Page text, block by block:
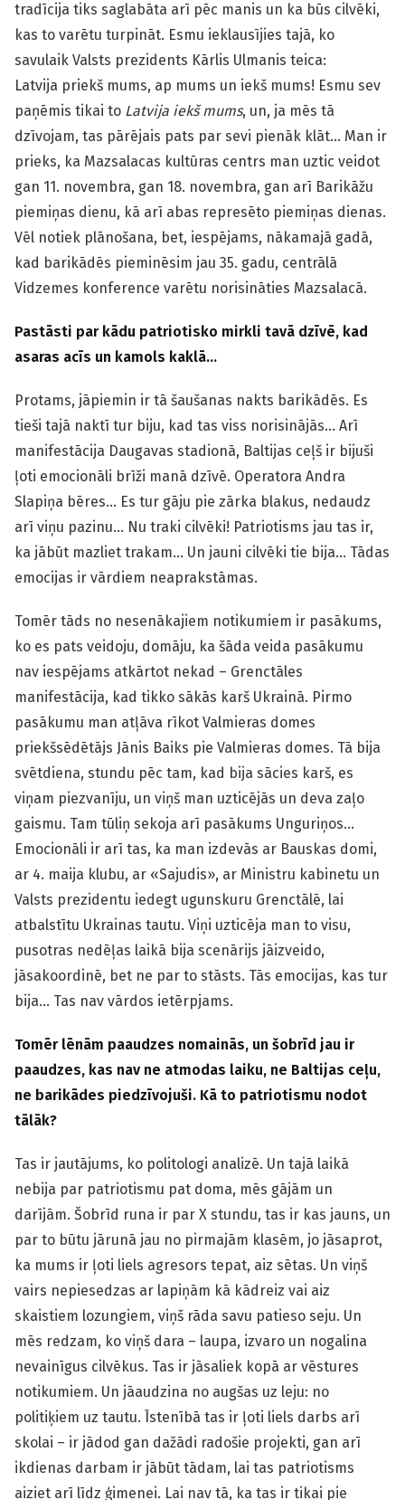
tradīcija tiks saglabāta arī pēc manis un ka būs cilvēki,
kas to varētu turpināt. Esmu ieklausījies tajā, ko
savulaik Valsts prezidents Kārlis Ulmanis teica:
Latvija priekš mums, ap mums un iekš mums! Esmu sev
paņēmis tikai to Latvija iekš mums, un, ja mēs tā
dzīvojam, tas pārējais pats par sevi pienāk klāt… Man ir
prieks, ka Mazsalacas kultūras centrs man uztic veidot
gan 11. novembra, gan 18. novembra, gan arī Barikāžu
piemiņas dienu, kā arī abas represēto piemiņas dienas.
Vēl notiek plānošana, bet, iespējams, nākamajā gadā,
kad barikādēs pieminēsim jau 35. gadu, centrālā
Vidzemes konference varētu norisināties Mazsalacā.
Pastāsti par kādu patriotisko mirkli tavā dzīvē, kad
asaras acīs un kamols kaklā…
Protams, jāpiemin ir tā šaušanas nakts barikādēs. Es
tieši tajā naktī tur biju, kad tas viss norisinājās… Arī
manifestācija Daugavas stadionā, Baltijas ceļš ir bijuši
ļoti emocionāli brīži manā dzīvē. Operatora Andra
Slapiņa bēres… Es tur gāju pie zārka blakus, nedaudz
arī viņu pazinu… Nu traki cilvēki! Patriotisms jau tas ir,
ka jābūt mazliet trakam… Un jauni cilvēki tie bija… Tādas
emocijas ir vārdiem neaprakstāmas.
Tomēr tāds no nesenākajiem notikumiem ir pasākums,
ko es pats veidoju, domāju, ka šāda veida pasākumu
nav iespējams atkārtot nekad – Grenctāles
manifestācija, kad tikko sākās karš Ukrainā. Pirmo
pasākumu man atļāva rīkot Valmieras domes
priekšsēdētājs Jānis Baiks pie Valmieras domes. Tā bija
svētdiena, stundu pēc tam, kad bija sācies karš, es
viņam piezvanīju, un viņš man uzticējās un deva zaļo
gaismu. Tam tūliņ sekoja arī pasākums Unguriņos…
Emocionāli ir arī tas, ka man izdevās ar Bauskas domi,
ar 4. maija klubu, ar «Sajudis», ar Ministru kabinetu un
Valsts prezidentu iedegt ugunskuru Grenctālē, lai
atbalstītu Ukrainas tautu. Viņi uzticēja man to visu,
pusotras nedēļas laikā bija scenārijs jāizveido,
jāsakoordinē, bet ne par to stāsts. Tās emocijas, kas tur
bija… Tas nav vārdos ietērpjams.
Tomēr lēnām paaudzes nomainās, un šobrīd jau ir
paaudzes, kas nav ne atmodas laiku, ne Baltijas ceļu,
ne barikādes piedzīvojuši. Kā to patriotismu nodot
tālāk?
Tas ir jautājums, ko politologi analizē. Un tajā laikā
nebija par patriotismu pat doma, mēs gājām un
darījām. Šobrīd runa ir par X stundu, tas ir kas jauns, un
par to būtu jārunā jau no pirmajām klasēm, jo jāsaprot,
ka mums ir ļoti liels agresors tepat, aiz sētas. Un viņš
vairs nepiesedzas ar lapiņām kā kādreiz vai aiz
skaistiem lozungiem, viņš rāda savu patieso seju. Un
mēs redzam, ko viņš dara – laupa, izvaro un nogalina
nevainīgus cilvēkus. Tas ir jāsaliek kopā ar vēstures
notikumiem. Un jāaudzina no augšas uz leju: no
politiķiem uz tautu. Īstenībā tas ir ļoti liels darbs arī
skolai – ir jādod gan dažādi radošie projekti, gan arī
ikdienas darbam ir jābūt tādam, lai tas patriotisms
aiziet arī līdz ģimenei. Lai nav tā, ka tas ir tikai pie